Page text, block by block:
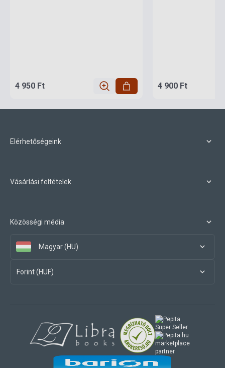
4 950 Ft 4 900 Ft
Elérhetőségeink
Vásárlási feltételek
Közösségi média
Magyar (HU)
Forint (HUF)
marketplace
partner